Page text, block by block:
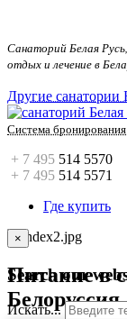
Санаторий Белая
отдых и лечение в
Другие санатории
Система
+ 7 495 514 5570
+ 7 495 514 5571
Где купить
×
Search our
Искать...
Питание в
Белоруссия